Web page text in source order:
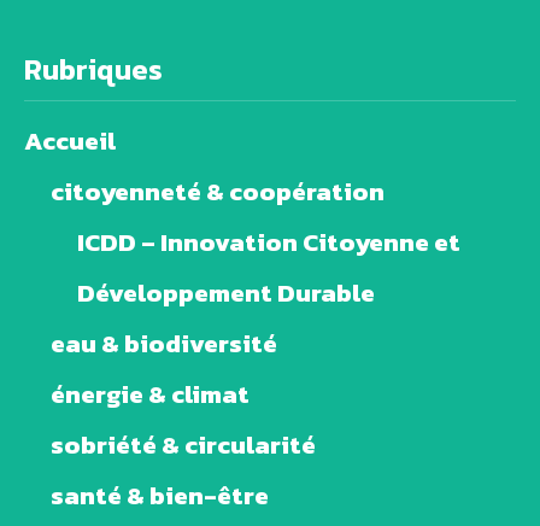
Rubriques
Accueil
citoyenneté & coopération
ICDD – Innovation Citoyenne et
Développement Durable
eau & biodiversité
énergie & climat
sobriété & circularité
santé & bien-être